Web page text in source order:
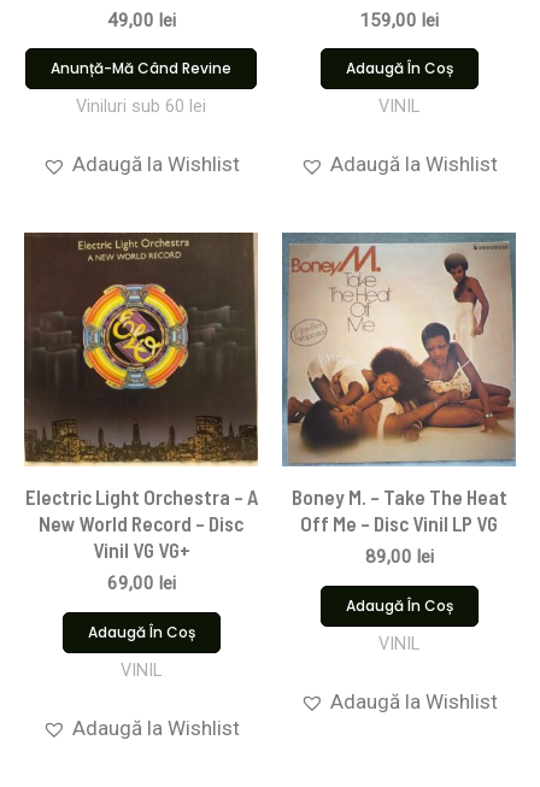
49,00 lei
Anunță-Mă Când Revine
Viniluri sub 60 lei
Adaugă la Wishlist
159,00 lei
Adaugă În Coș
VINIL
Adaugă la Wishlist
Electric Light Orchestra – A
New World Record – Disc
Vinil VG VG+
69,00 lei
Adaugă În Coș
VINIL
Adaugă la Wishlist
Boney M. – Take The Heat
Off Me – Disc Vinil LP VG
89,00 lei
Adaugă În Coș
VINIL
Adaugă la Wishlist